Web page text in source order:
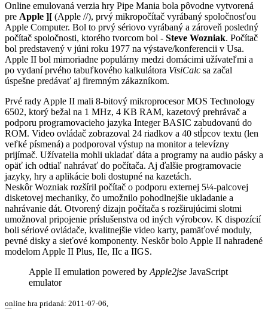
Online emulovaná verzia hry Pipe Mania bola pôvodne vytvorená
pre Apple ][ (Apple //), prvý mikropočítač vyrábaný spoločnosťou
Apple Computer. Bol to prvý sériovo vyrábaný a zároveň posledný
počítač spoločnosti, ktorého tvorcom bol - Steve Wozniak. Počítač
bol predstavený v júni roku 1977 na výstave/konferencii v Usa.
Apple II bol mimoriadne populárny medzi domácimi užívateľmi a
po vydaní prvého tabuľkového kalkulátora VisiCalc sa začal
úspešne predávať aj firemným zákazníkom.
Prvé rady Apple II mali 8-bitový mikroprocesor MOS Technology
6502, ktorý bežal na 1 MHz, 4 KB RAM, kazetový prehrávač a
podporu programovacieho jazyka Integer BASIC zabudovanú do
ROM. Video ovládač zobrazoval 24 riadkov a 40 stĺpcov textu (len
veľké písmená) a podporoval výstup na monitor a televízny
prijímač. Užívatelia mohli ukladať dáta a programy na audio pásky a
opäť ich odtiaľ nahrávať do počítača. Aj ďalšie programovacie
jazyky, hry a aplikácie boli dostupné na kazetách.
Neskôr Wozniak rozšíril počítač o podporu externej 5¼-palcovej
disketovej mechaniky, čo umožnilo pohodlnejšie ukladanie a
nahrávanie dát. Otvorený dizajn počítača s rozširujúcimi slotmi
umožnoval pripojenie príslušenstva od iných výrobcov. K dispozícií
boli sériové ovládače, kvalitnejšie video karty, pamäťové moduly,
pevné disky a sieťové komponenty. Neskôr bolo Apple II nahradené
modelom Apple II Plus, IIe, IIc a IIGS.
Apple II emulation powered byApple2jse JavaScript
emulator
online hra pridaná: 2011-07-06,